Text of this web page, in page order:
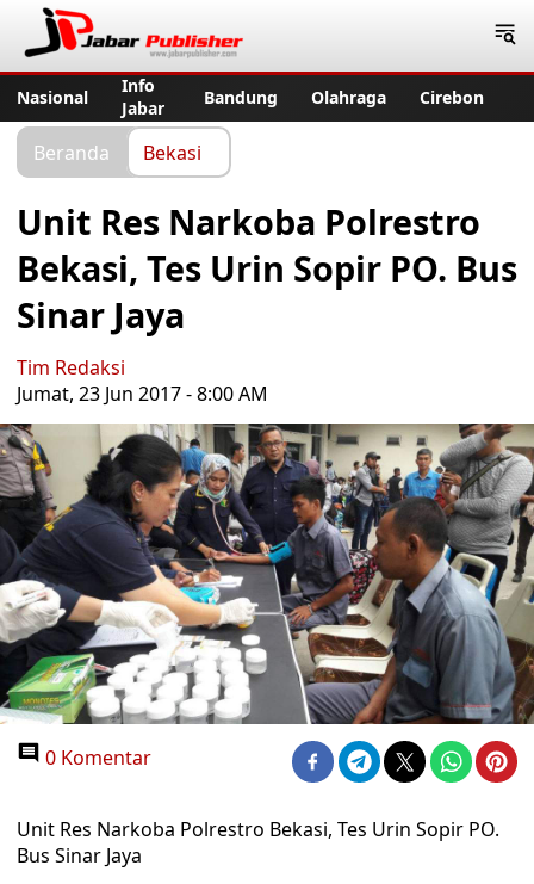
Nasional
Info
Jabar
Bandung Olahraga Cirebon
Beranda Bekasi
Unit Res Narkoba Polrestro
Bekasi, Tes Urin Sopir PO. Bus
Sinar Jaya
Tim Redaksi
Jumat, 23 Jun 2017 - 8:00 AM
0 Komentar
Unit Res Narkoba Polrestro Bekasi, Tes Urin Sopir PO.
Bus Sinar Jaya